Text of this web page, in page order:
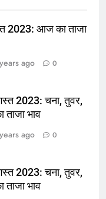
2023: आज का ताजा
ago 0
2023: चना, तुवर,
भाव
ago 0
2023: चना, तुवर,
भाव